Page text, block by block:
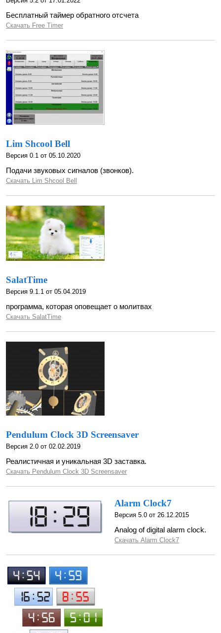
Бесплатный таймер обратного отсчета
Скачать Free Timer
Lim Shcool Bell
Версия 0.1 от 05.10.2020
Подачи звуковых сигналов (звонков).
Скачать Lim Shcool Bell
SalatTime
Версия 9.1.1 от 05.04.2019
программа, которая оповещает о молитвах
Скачать SalatTime
Pendulum Clock 3D Screensaver
Версия 2.0 от 02.02.2019
Реалистичная и уникальная 3D заставка.
Скачать Pendulum Clock 3D Screensaver
Alarm Clock7
Версия 5.0 от 26.12.2015
Analog of digital alarm clock.
Скачать Alarm Clock7